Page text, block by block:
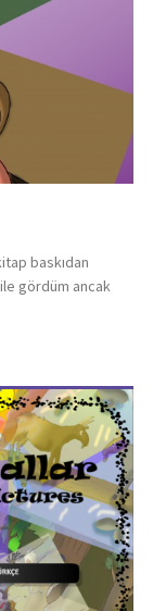
baskıdan
ile gördüm ancak